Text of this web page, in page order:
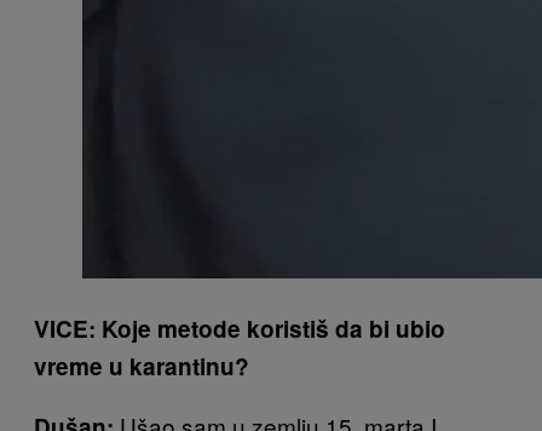
VICE: Koje metode koristiš da bi ubio
vreme u karantinu?